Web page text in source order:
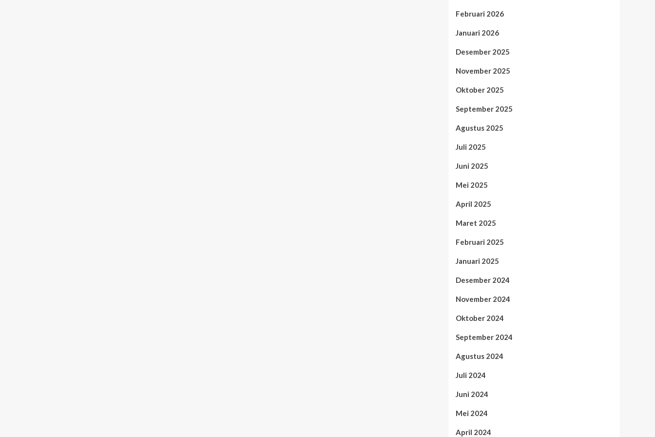
Februari 2026
Januari 2026
Desember 2025
November 2025
Oktober 2025
September 2025
Agustus 2025
Juli 2025
Juni 2025
Mei 2025
April 2025
Maret 2025
Februari 2025
Januari 2025
Desember 2024
November 2024
Oktober 2024
September 2024
Agustus 2024
Juli 2024
Juni 2024
Mei 2024
April 2024